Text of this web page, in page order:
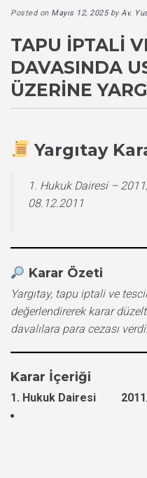
Posted on Mayıs 12, 2025byAv.
TAPU İPTALI
DAVASINDA
ÜZERINE
Yargıtay
1. Hukuk Dairesi –
08.12.2011
Karar Özeti
Yargıtay, tapu iptali ve
değerlendirerek karar
davalılara para cezası verdi.
Karar İçeriği
1. Hukuk Dairesi 2011/